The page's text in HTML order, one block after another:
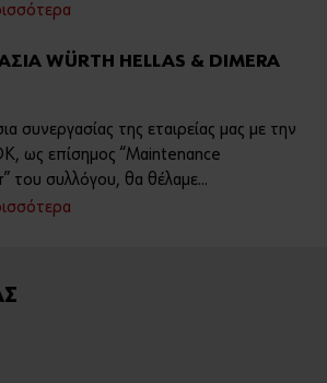
WÜRTH HELLAS & DIMERA
συνεργασίας της εταιρείας μας με την
ως επίσημος “Maintenance
του συλλόγου, θα θέλαμε...